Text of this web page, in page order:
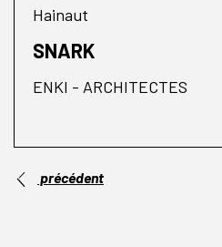
Hainaut
SNARK
ENKI - ARCHITECTES
précédent